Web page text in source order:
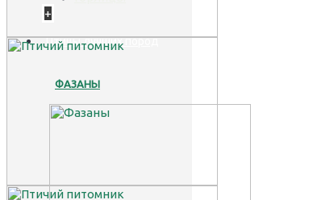
+
Птицы лучших пород
ФАЗАНЫ